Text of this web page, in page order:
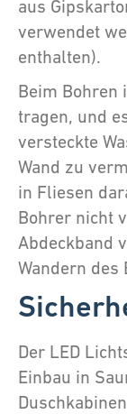
aus
verwendet
enthalten).
Beim Bohren
tragen, und
versteckte
Wand zu
in Fliesen
Bohrer nicht
Abdeckband
Wandern
Der LED
Einbau in